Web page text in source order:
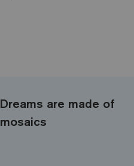
Dreams are made of
mosaics